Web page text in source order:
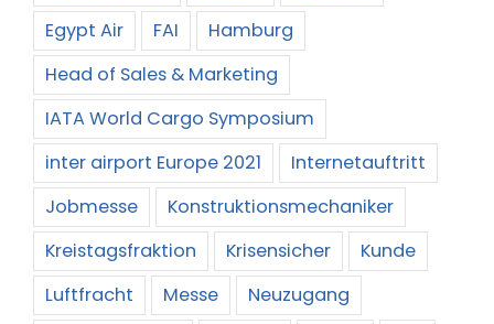
Egypt Air
FAI
Hamburg
Head of Sales & Marketing
IATA World Cargo Symposium
inter airport Europe 2021
Internetauftritt
Jobmesse
Konstruktionsmechaniker
Kreistagsfraktion
Krisensicher
Kunde
Luftfracht
Messe
Neuzugang